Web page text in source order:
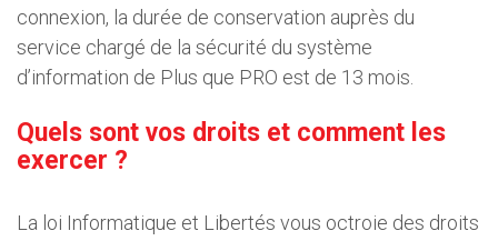
connexion, la durée de conservation auprès du
service chargé de la sécurité du système
d’information de Plus que PRO est de 13 mois.
Quels sont vos droits et comment les
exercer ?
La loi Informatique et Libertés vous octroie des droits